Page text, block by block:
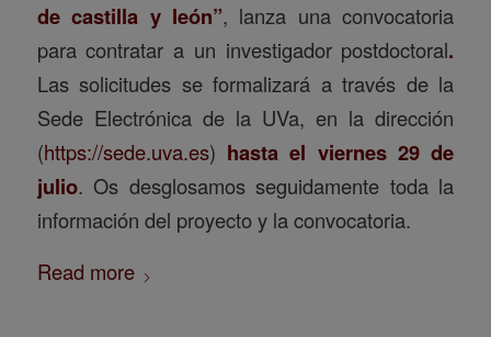
de castilla y león”, lanza una convocatoria
para contratar a un investigador postdoctoral.
Las solicitudes se formalizará a través de la
Sede Electrónica de la UVa, en la dirección
(https://sede.uva.es) hasta el viernes 29 de
julio. Os desglosamos seguidamente toda la
información del proyecto y la convocatoria.
Read more